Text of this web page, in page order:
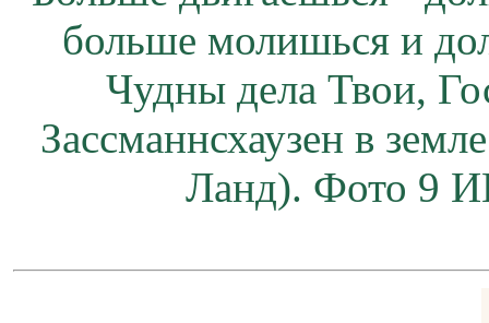
больше молишься и
Чудны дела Твои,
Зассманнсхаузен в
Ланд). Фото 9